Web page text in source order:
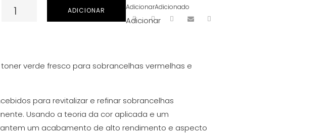
Quantidade
-
Green
Juice
ADICIONAR AdicionarAdicionado
Adicionar
toner verde fresco para sobrancelhas vermelhas e
para revitalizar e refinar sobrancelhas
Usando a teoria da cor aplicada e um
um acabamento de alto rendimento e aspecto